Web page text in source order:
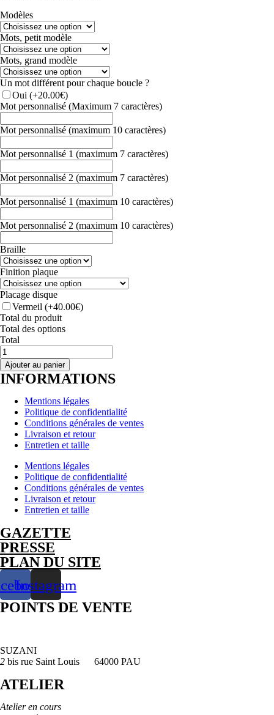
Modèles
Mots, petit modèle
Mots, grand modèle
Un mot différent pour chaque boucle ?
Oui (+20.00€)
Mot personnalisé (Maximum 7 caractères)
Mot personnalisé (maximum 10 caractères)
Mot personnalisé 1 (maximum 7 caractères)
Mot personnalisé 2 (maximum 7 caractères)
Mot personnalisé 1 (maximum 10 caractères)
Mot personnalisé 2 (maximum 10 caractères)
Braille
Finition plaque
Placage disque
Vermeil (+40.00€)
Total du produit
Total des options
Total
quantité
de
BOUCLE
D’OREILLES
Pendants
Confidences
Braille
Argent
Ajouter au panier
INFORMATIONS
Mentions légales
Politique de confidentialité
Conditions générales de ventes
Livraison et retour
Entretien et taille
Mentions légales
Politique de confidentialité
Conditions générales de ventes
Livraison et retour
Entretien et taille
GAZETTE
PRESSE
PLAN DU SITE
Instagram
POINTS DE VENTE
SUZANI
2 bis rue Saint Louis 64000 PAU
ATELIER
Atelier en cours